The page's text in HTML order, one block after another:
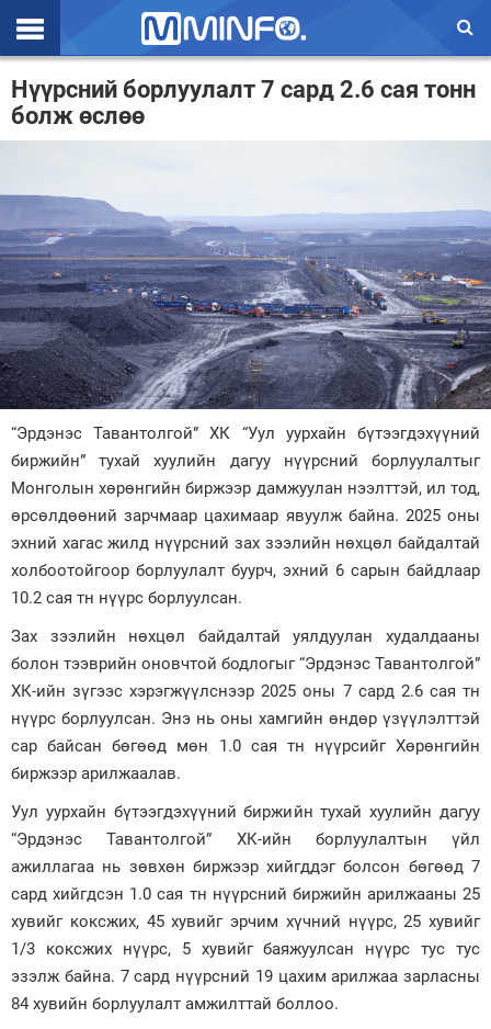
Эхлэл
Цаг агаар
Эдийн засаг
Үзэл бодол
Спорт
Нийгэм
Дэлхий
Энтертайнмэнт
Зурхай
Нүүрсний борлуулалт 7 сард 2.6 сая тонн
болж өслөө
“Эрдэнэс Тавантолгой” ХК “Уул уурхайн бүтээгдэхүүний
биржийн” тухай хуулийн дагуу нүүрсний борлуулалтыг
Монголын хөрөнгийн биржээр дамжуулан нээлттэй, ил тод,
өрсөлдөөний зарчмаар цахимаар явуулж байна. 2025 оны
эхний хагас жилд нүүрсний зах зээлийн нөхцөл байдалтай
холбоотойгоор борлуулалт буурч, эхний 6 сарын байдлаар
10.2 сая тн нүүрс борлуулсан.
Зах зээлийн нөхцөл байдалтай уялдуулан худалдааны
болон тээврийн оновчтой бодлогыг “Эрдэнэс Тавантолгой”
ХК-ийн зүгээс хэрэгжүүлснээр 2025 оны 7 сард 2.6 сая тн
нүүрс борлуулсан. Энэ нь оны хамгийн өндөр үзүүлэлттэй
сар байсан бөгөөд мөн 1.0 сая тн нүүрсийг Хөрөнгийн
биржээр арилжаалав.
Уул уурхайн бүтээгдэхүүний биржийн тухай хуулийн дагуу
“Эрдэнэс Тавантолгой” ХК-ийн борлуулалтын үйл
ажиллагаа нь зөвхөн биржээр хийгддэг болсон бөгөөд 7
сард хийгдсэн 1.0 сая тн нүүрсний биржийн арилжааны 25
хувийг коксжих, 45 хувийг эрчим хүчний нүүрс, 25 хувийг
1/3 коксжих нүүрс, 5 хувийг баяжуулсан нүүрс тус тус
эзэлж байна. 7 сард нүүрсний 19 цахим арилжаа зарласны
84 хувийн борлуулалт амжилттай боллоо.